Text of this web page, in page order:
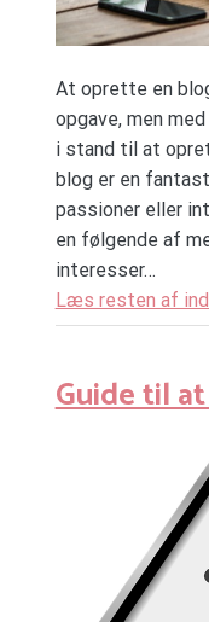
At oprette en
opgave, men
i stand til at
blog er en
passioner eller
en følgende af
interesser…
Læs resten af
Guide til